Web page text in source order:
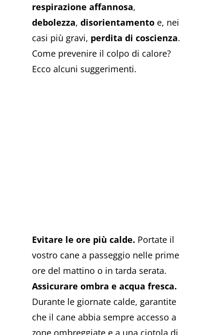
respirazione affannosa,
debolezza,disorientamento e, nei
casi più gravi, perdita di coscienza.
Come prevenire il colpo di calore?
Ecco alcuni suggerimenti.
Evitare le ore più calde. Portate il
vostro cane a passeggio nelle prime
ore del mattino o in tarda serata.
Assicurare ombra e acqua fresca.
Durante le giornate calde, garantite
che il cane abbia sempre accesso a
zone ombreggiate e a una ciotola di